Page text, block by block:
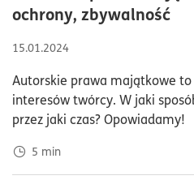
ochrony, zbywalność
15.01.2024
Autorskie prawa majątkowe to
interesów twórcy. W jaki
przez jaki czas? Opowiadamy!
5 min